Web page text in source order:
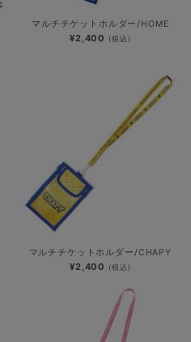
マルチチケットホルダー/HOME
¥2,400 (税込)
マルチチケットホルダー/CHAPY
¥2,400 (税込)